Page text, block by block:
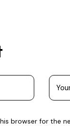
browser for the